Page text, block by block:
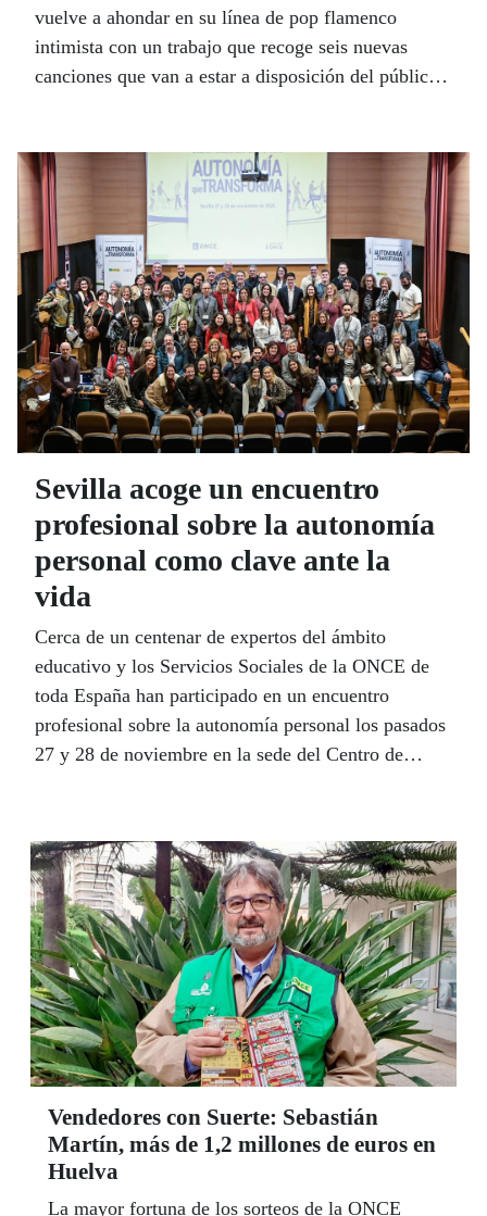
vuelve a ahondar en su línea de pop flamenco
intimista con un trabajo que recoge seis nuevas
canciones que van a estar a disposición del público
Sevilla acoge un encuentro
profesional sobre la autonomía
personal como clave ante la
vida
Cerca de un centenar de expertos del ámbito
educativo y los Servicios Sociales de la ONCE de
toda España han participado en un encuentro
profesional sobre la autonomía personal los pasados
27 y 28 de noviembre en la sede del Centro de
familias para crecer en autodeterminación e
independencia y la importancia de trabajar desde la
infancia. “Una sociedad inclusiva debe pensar en
todos desde el inicio”, afirman.
Vendedores con Suerte: Sebastián
Martín, más de 1,2 millones de euros en
Huelva
La mayor fortuna de los sorteos de la ONCE